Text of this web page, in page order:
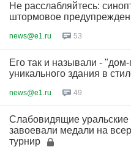
Не расслабляйтесь:
штормовое
news@e1.ru 53
Его так и называли -
уникального здания в
news@e1.ru 49
Слабовидящие уральские
завоевали медали на
турнир